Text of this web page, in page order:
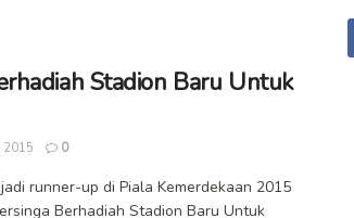
Stadion Baru Untuk
2015 0
runner-up di Piala Kemerdekaan 2015
Berhadiah Stadion Baru Untuk